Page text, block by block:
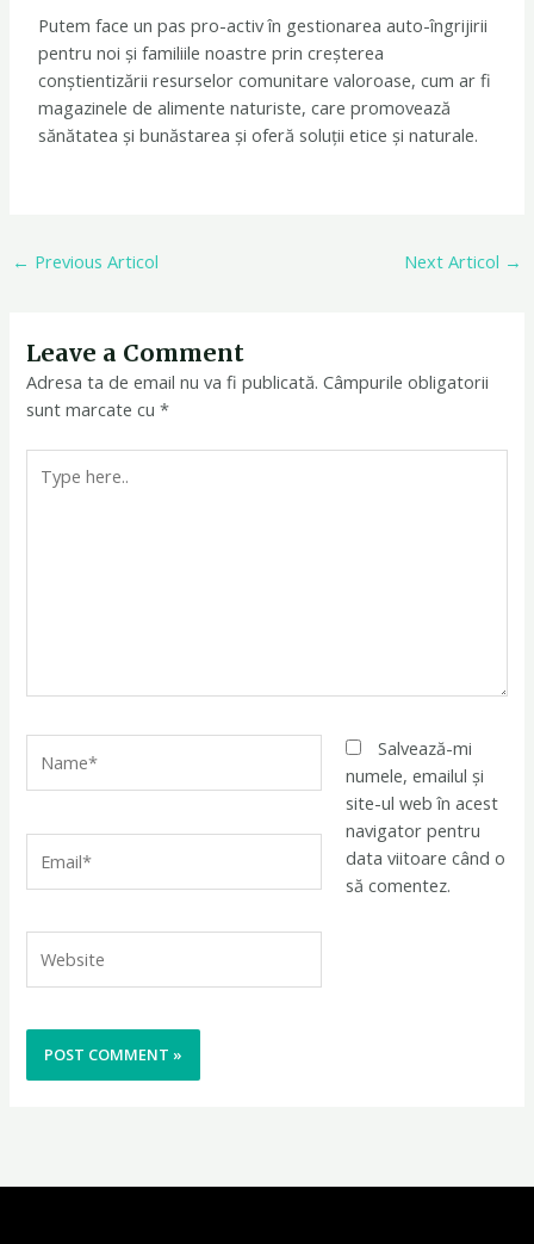
Putem face un pas pro-activ în gestionarea auto-îngrijirii
pentru noi și familiile noastre prin creșterea
conștientizării resurselor comunitare valoroase, cum ar fi
magazinele de alimente naturiste, care promovează
sănătatea și bunăstarea și oferă soluții etice și naturale.
← Previous Articol Next Articol →
Leave a Comment
Adresa ta de email nu va fi publicată. Câmpurile obligatorii
sunt marcate cu*
here..
Salvează-mi
numele, emailul și
site-ul web în acest
navigator pentru
data viitoare când o
să comentez.